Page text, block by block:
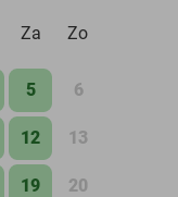
Za Zo
5 6
12 13
19 20